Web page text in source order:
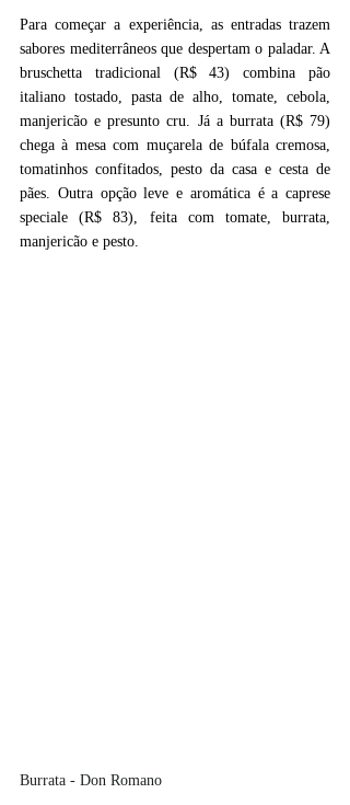
Para começar a experiência, as entradas trazem
sabores mediterrâneos que despertam o paladar. A
bruschetta tradicional (R$ 43) combina pão
italiano tostado, pasta de alho, tomate, cebola,
manjericão e presunto cru. Já a burrata (R$ 79)
chega à mesa com muçarela de búfala cremosa,
tomatinhos confitados, pesto da casa e cesta de
pães. Outra opção leve e aromática é a caprese
speciale (R$ 83), feita com tomate, burrata,
manjericão e pesto.
Burrata - Don Romano